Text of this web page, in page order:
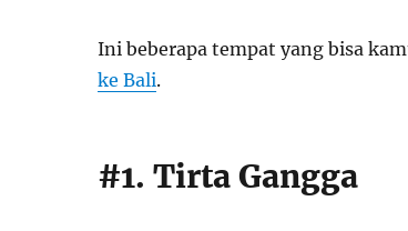
Ini beberapa tempat yang bisa
ke Bali.
#1. Tirta Gangga